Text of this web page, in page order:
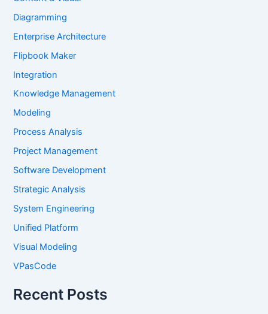
Diagramming
Enterprise Architecture
Flipbook Maker
Integration
Knowledge Management
Modeling
Process Analysis
Project Management
Software Development
Strategic Analysis
System Engineering
Unified Platform
Visual Modeling
VPasCode
Recent Posts